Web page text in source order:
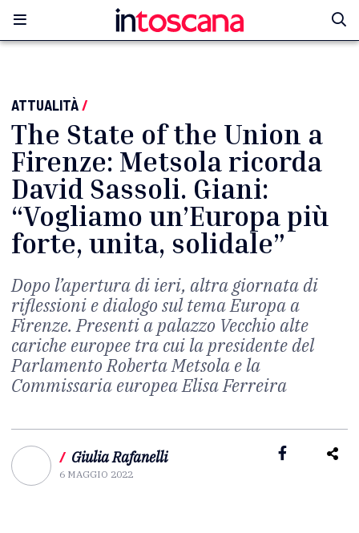
ATTUALITÀ/
The State of the Union a
Firenze: Metsola ricorda
David Sassoli. Giani:
“Vogliamo un’Europa più
forte, unita, solidale”
Dopo l’apertura di ieri, altra giornata di
riflessioni e dialogo sul tema Europa a
Firenze. Presenti a palazzo Vecchio alte
cariche europee tra cui la presidente del
Parlamento Roberta Metsola e la
Commissaria europea Elisa Ferreira
/ Giulia Rafanelli
6 MAGGIO 2022